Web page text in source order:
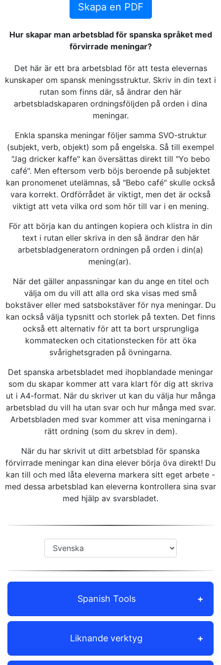
Skapa en PDF
Hur skapar man arbetsblad för spanska språket med
förvirrade meningar?
Det här är ett bra arbetsblad för att testa elevernas
kunskaper om spansk meningsstruktur. Skriv in din text i
rutan som finns där, så ändrar den här
arbetsbladskaparen ordningsföljden på orden i dina
meningar.
Enkla spanska meningar följer samma SVO-struktur
(subjekt, verb, objekt) som på engelska. Så till exempel
"Jag dricker kaffe" kan översättas direkt till "Yo bebo
café". Men eftersom verb böjs beroende på subjektet
kan pronomenet utelämnas, så "Bebo café" skulle också
vara korrekt. Ordförrådet är viktigt, men det är också
viktigt att veta vilka ord som hör till var i en mening.
För att börja kan du antingen kopiera och klistra in din
text i rutan eller skriva in den så ändrar den här
arbetsbladgeneratorn ordningen på orden i din(a)
mening(ar).
När det gäller anpassningar kan du ange en titel och
välja om du vill att alla ord ska visas med små
bokstäver eller med satsbokstäver för nya meningar. Du
kan också välja typsnitt och storlek på texten. Det finns
också ett alternativ för att ta bort ursprungliga
kommatecken och citationstecken för att öka
svårighetsgraden på övningarna.
Det spanska arbetsbladet med ihopblandade meningar
som du skapar kommer att vara klart för dig att skriva
ut i A4-format. När du skriver ut kan du välja hur många
arbetsblad du vill ha utan svar och hur många med svar.
Arbetsbladen med svar kommer att visa meningarna i
rätt ordning (som du skrev in dem).
När du har skrivit ut ditt arbetsblad för spanska
förvirrade meningar kan dina elever börja öva direkt! Du
kan till och med låta eleverna markera sitt eget arbete -
med dessa arbetsblad kan eleverna kontrollera sina svar
med hjälp av svarsbladet.
Spanish Tools
Liknande verktyg